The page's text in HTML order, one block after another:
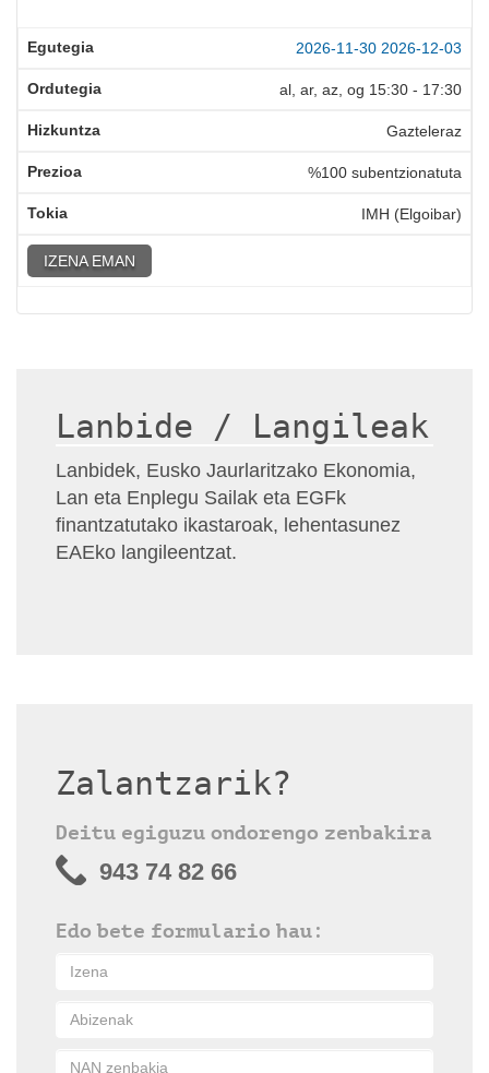
2026-11-30 2026-12-03
al, ar, az, og 15:30 - 17:30
Gazteleraz
%100 subentzionatuta
IMH (Elgoibar)
IZENA EMAN
Lanbide / Langileak
Lanbidek, Eusko Jaurlaritzako Ekonomia,
Lan eta Enplegu Sailak eta EGFk
finantzatutako ikastaroak, lehentasunez
EAEko langileentzat.
Zalantzarik?
Deitu egiguzu ondorengo zenbakira
943 74 82 66
Edo bete formulario hau: